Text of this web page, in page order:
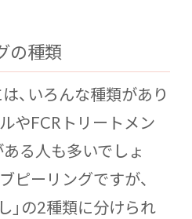
の種類
、いろんな種類があり
やFCRトリートメン
る人も多いでしょ
ピーリングですが、
」の2種類に分けられ